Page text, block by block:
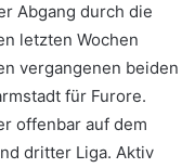
Abgang durch die
letzten Wochen
vergangenen beiden
für Furore.
offenbar auf dem
dritter Liga. Aktiv